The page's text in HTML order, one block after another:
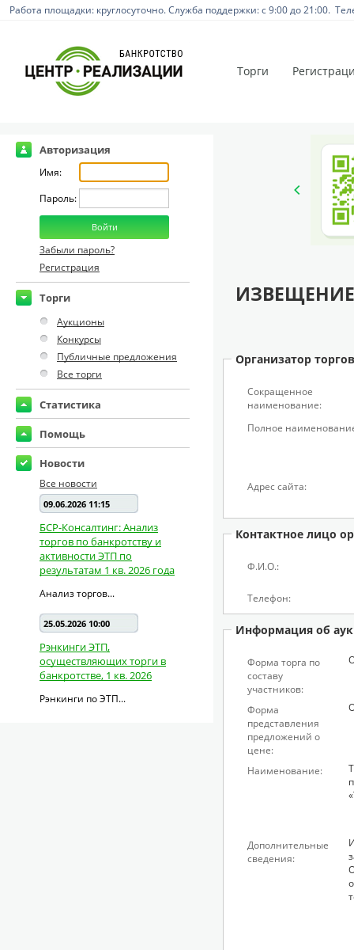
Работа площадки: круглосуточно. Служба поддержки: с 9:00 до 21:00.
Торги
Авторизация
Имя:
Пароль:
Забыли пароль?
Регистрация
Торги
Аукционы
Конкурсы
Публичные предложения
Все торги
Статистика
Помощь
Новости
Все новости
09.06.2026 11:15
БСР-Консалтинг: Анализ
торгов по банкротству и
активности ЭТП по
результатам 1 кв. 2026 года
Анализ торгов...
25.05.2026 10:00
Рэнкинги ЭТП,
осуществляющих торги в
банкротстве, 1 кв. 2026
Рэнкинги по ЭТП...
Организатор торгов
Сокращенное
наименование:
Полное
Адрес сайта:
Контактное лицо
Ф.И.О.:
Телефон:
Информация об
Форма торга по
составу
участников:
Форма
представления
предложений о
цене:
Наименование:
Дополнительные
сведения: